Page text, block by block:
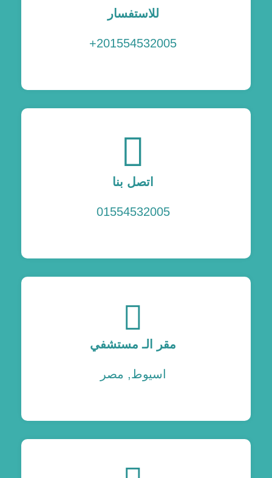
للاستفسار
201554532005+
اتصل بنا
01554532005
مقر الـ مستشفي
اسيوط, مصر